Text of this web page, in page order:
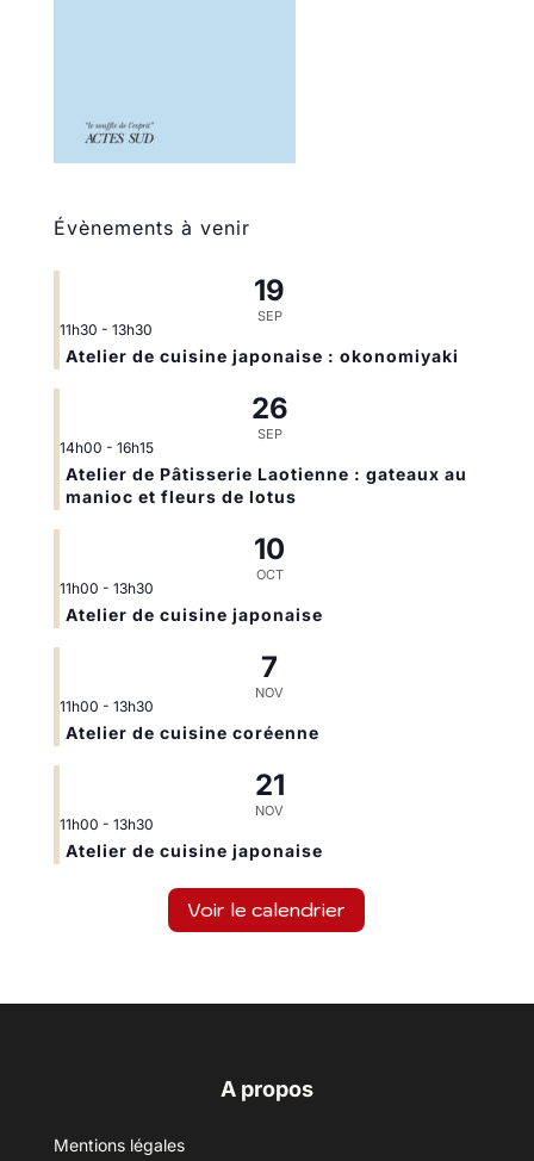
Évènements à venir
19
SEP
11h30 - 13h30
Atelier de cuisine japonaise : okonomiyaki
26
SEP
14h00 - 16h15
Atelier de Pâtisserie Laotienne : gateaux au
manioc et fleurs de lotus
10
OCT
11h00 - 13h30
Atelier de cuisine japonaise
7
NOV
11h00 - 13h30
Atelier de cuisine coréenne
21
NOV
11h00 - 13h30
Atelier de cuisine japonaise
Voir le calendrier
A propos
Mentions légales